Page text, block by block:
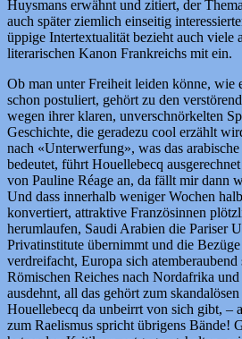
Huysmans erwähnt und zitiert, der
auch später ziemlich einseitig
üppige Intertextualität bezieht auch viele
literarischen Kanon Frankreichs mit ein.
Ob man unter Freiheit leiden könne, wie
schon postuliert, gehört zu den
wegen ihrer klaren, unverschnörkelten
Geschichte, die geradezu cool erzählt
nach «Unterwerfung», was das
bedeutet, führt Houellebecq
von Pauline Réage an, da fällt mir dann
Und dass innerhalb weniger Wochen
konvertiert, attraktive Französinnen
herumlaufen, Saudi Arabien die Pariser
Privatinstitute übernimmt und die
verdreifacht, Europa sich
Römischen Reiches nach Nordafrika
ausdehnt, all das gehört zum
Houellebecq da unbeirrt von sich gibt, –
zum Raelismus spricht übrigens Bände!